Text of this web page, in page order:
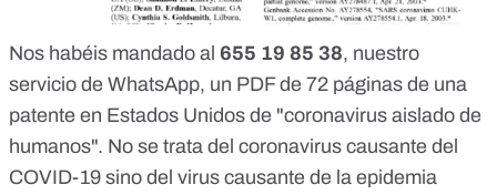
Nos habéis mandado al 655 19 85 38, nuestro
servicio de WhatsApp, un PDF de 72 páginas de una
patente en Estados Unidos de "coronavirus aislado de
humanos". No se trata del coronavirus causante del
COVID-19 sino del virus causante de la epidemia